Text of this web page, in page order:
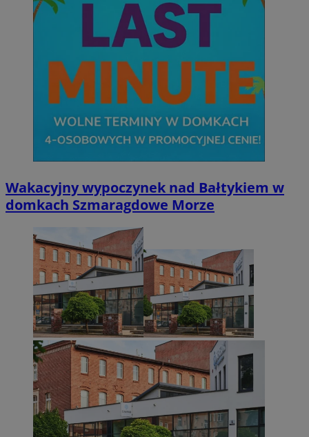
Wakacyjny wypoczynek nad Bałtykiem w
domkach Szmaragdowe Morze